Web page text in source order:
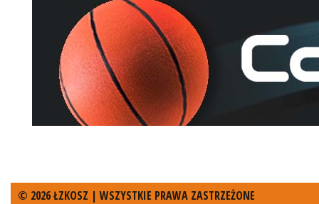
© 2026 ŁZKOSZ | WSZYSTKIE PRAWA ZASTRZEŻONE